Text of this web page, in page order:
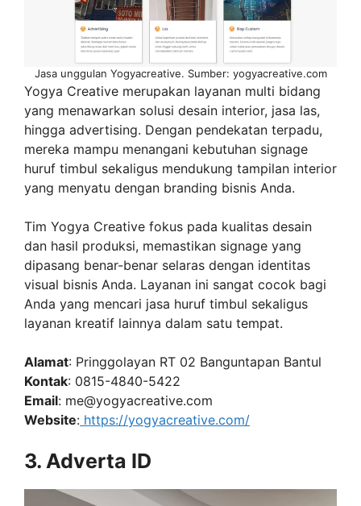
Jasa unggulan Yogyacreative. Sumber: yogyacreative.com
Yogya Creative merupakan layanan multi bidang
yang menawarkan solusi desain interior, jasa las,
hingga advertising. Dengan pendekatan terpadu,
mereka mampu menangani kebutuhan signage
huruf timbul sekaligus mendukung tampilan interior
yang menyatu dengan branding bisnis Anda.
Tim Yogya Creative fokus pada kualitas desain
dan hasil produksi, memastikan signage yang
dipasang benar-benar selaras dengan identitas
visual bisnis Anda. Layanan ini sangat cocok bagi
Anda yang mencari jasa huruf timbul sekaligus
layanan kreatif lainnya dalam satu tempat.
Alamat: Pringgolayan RT 02 Banguntapan Bantul
Kontak: 0815-4840-5422
Email: me@yogyacreative.com
Website: https://yogyacreative.com/
3. Adverta ID